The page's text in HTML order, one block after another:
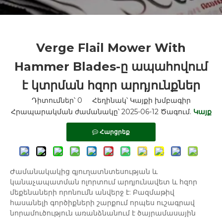
Verge Flail Mower With
Hammer Blades-ը ապահովում
է կտրման հզոր արդյունքներ
Դիտումներ՝ 0 Հեղինակ՝ Կայքի խմբագիր
Հրապարակման ժամանակը՝ 2025-06-12 Ծագում. Կայք
Հարցրեք
Ժամանակակից գյուղատնտեսության և
կանաչապատման ոլորտում արդյունավետ և հզոր
մեքենաների որոնումն անվերջ է: Բազմաթիվ
հասանելի գործիքների շարքում որպես ուշագրավ
նորամուծություն առանձնանում է ծայրամասային